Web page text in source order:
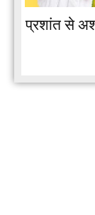
प्रशांत से